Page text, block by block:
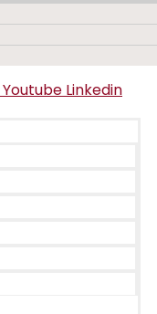
Youtube Linkedin